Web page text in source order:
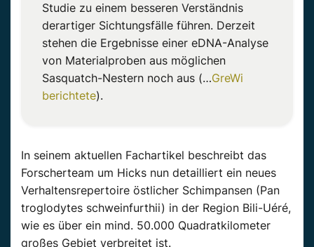
Studie zu einem besseren Verständnis
derartiger Sichtungsfälle führen. Derzeit
stehen die Ergebnisse einer eDNA-Analyse
von Materialproben aus möglichen
Sasquatch-Nestern noch aus (…GreWi
berichtete).
In seinem aktuellen Fachartikel beschreibt das
Forscherteam um Hicks nun detailliert ein neues
Verhaltensrepertoire östlicher Schimpansen (Pan
troglodytes schweinfurthii) in der Region Bili-Uéré,
wie es über ein mind. 50.000 Quadratkilometer
großes Gebiet verbreitet ist.